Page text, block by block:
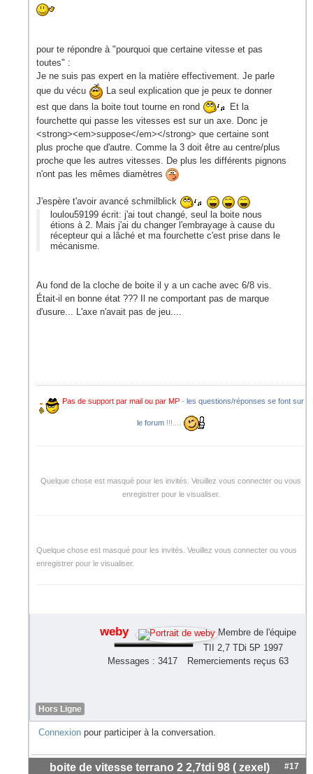
pour te répondre à "pourquoi que certaine vitesse et pas
toutes" :
Je ne suis pas expert en la matière effectivement. Je parle
que du vécu
La seul explication que je peux te donner
est que dans la boite tout tourne en rond
Et la
fourchette qui passe les vitesses est sur un axe. Donc je
<strong><em>suppose</em></strong> que certaine sont
plus proche que d'autre. Comme la 3 doit être au centre/plus
proche que les autres vitesses. De plus les différents pignons
n'ont pas les mêmes diamètres
J'espère t'avoir avancé schmilblick
loulou59199 écrit: j'ai tout changé, seul la boite nous
étions à 2. Mais j'ai du changer l'embrayage à cause du
récepteur qui a lâché et ma fourchette c'est prise dans le
mécanisme.
Au fond de la cloche de boite il y a un cache avec 6/8 vis.
Était-il en bonne état ??? Il ne comportant pas de marque
d'usure... L'axe n'avait pas de jeu....
Pas de support par mail ou par MP- les questions/réponses se font sur
le forum!!!....
Quelque chose est masqué pour les invités. Veuillez vous connecter ou vous
enregistrer pour le visualiser.
Quelque chose est masqué pour les invités. Veuillez vous connecter ou vous
enregistrer pour le visualiser.
weby
Membre de l'équipe
TII 2,7 TDi 5P 1997
Messages : 3417
Remerciements reçus 63
Hors Ligne
Connexion pour participer à la conversation.
boite de vitesse terrano 2 2,7tdi 98 ( zexel) #17